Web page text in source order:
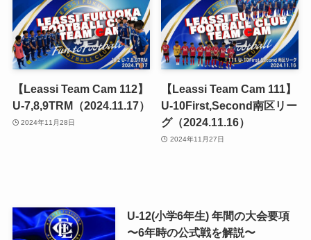
【Leassi Team Cam 112】
U-7,8,9TRM（2024.11.17）
2024年11月28日
【Leassi Team Cam 111】
U-10First,Second南区リー
グ（2024.11.16）
2024年11月27日
U-12(小学6年生) 年間の大会要項
〜6年時の公式戦を解説〜